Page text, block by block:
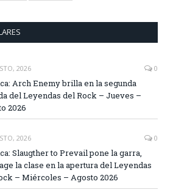
2026 0
Arch Enemy brilla en la segunda
del Leyendas del Rock – Jueves –
2026
2026 0
Slaugther to Prevail pone la garra,
la clase en la apertura del Leyendas
– Miércoles – Agosto 2026